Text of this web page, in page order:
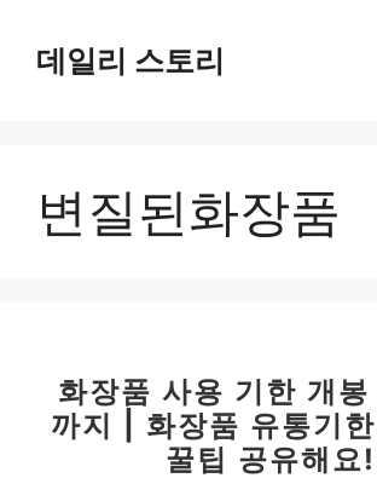
데일리 스토리
변질된화장품
화장품 사용 기한 개봉
까지 | 화장품 유통기
꿀팁 공유해요!